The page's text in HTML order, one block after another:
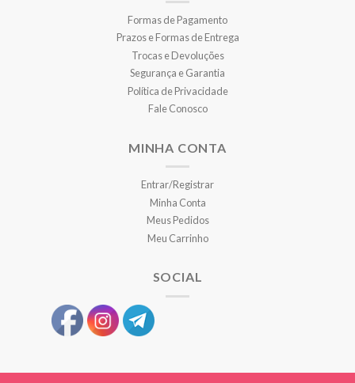
Formas de Pagamento
Prazos e Formas de Entrega
Trocas e Devoluções
Segurança e Garantia
Política de Privacidade
Fale Conosco
MINHA CONTA
Entrar/Registrar
Minha Conta
Meus Pedidos
Meu Carrinho
SOCIAL